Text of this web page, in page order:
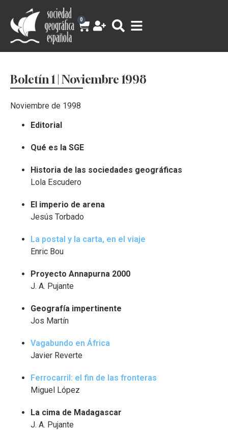
0
Boletín 1 | Noviembre 1998
Noviembre de 1998
Editorial
Qué es la SGE
Historia de las sociedades geográficas
Lola Escudero
El imperio de arena
Jesús Torbado
La postal y la carta, en el viaje
Enric Bou
Proyecto Annapurna 2000
J. A. Pujante
Geografía impertinente
Jos Martín
Vagabundo en África
Javier Reverte
Ferrocarril: el fin de las fronteras
Miguel López
La cima de Madagascar
J. A. Pujante